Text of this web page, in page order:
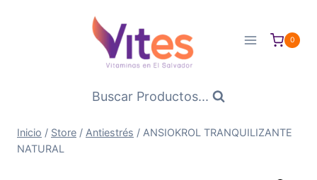
0
Buscar Productos...
Inicio / Store / Antiestrés / ANSIOKROL TRANQUILIZANTE
NATURAL